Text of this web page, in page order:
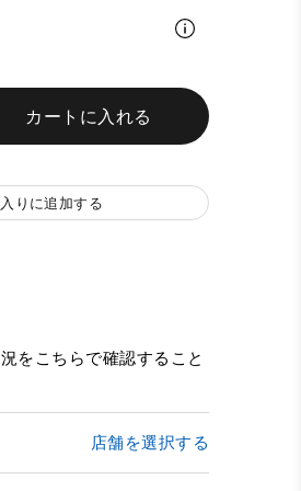
カートに入れる
りに追加する
をこちらで確認すること
店舗を選択する